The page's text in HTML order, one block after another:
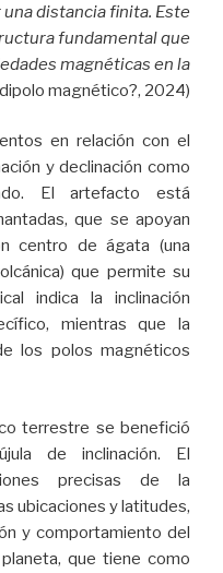
distancia finita. Este
fundamental que
magnéticas en la
dipolo magnético?, 2024)
en relación con el
y declinación como
El artefacto está
que se apoyan
centro de ágata (una
que permite su
indica la inclinación
mientras que la
los polos magnéticos
terrestre se benefició
de inclinación. El
precisas de la
ubicaciones y latitudes,
y comportamiento del
que tiene como